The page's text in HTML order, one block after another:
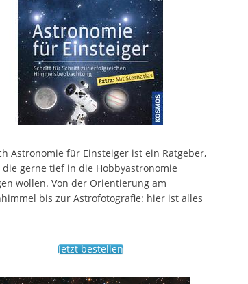
Astronomie für Einsteiger ist ein Ratgeber,
gerne tief in die Hobbyastronomie
wollen. Von der Orientierung am
bis zur Astrofotografie: hier ist alles
Jetzt bestellen